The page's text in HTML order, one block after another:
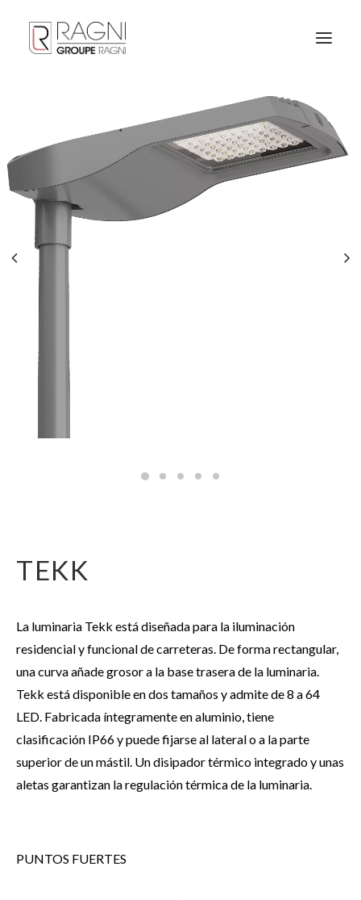
TEKK
La luminaria Tekk está diseñada para la iluminación
residencial y funcional de carreteras. De forma rectangular,
una curva añade grosor a la base trasera de la luminaria.
Tekk está disponible en dos tamaños y admite de 8 a 64
LED. Fabricada íntegramente en aluminio, tiene
clasificación IP66 y puede fijarse al lateral o a la parte
superior de un mástil. Un disipador térmico integrado y unas
aletas garantizan la regulación térmica de la luminaria.
PUNTOS FUERTES